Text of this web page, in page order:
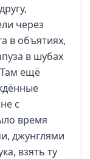
через
в объятиях,
в шубах
ещё
с
время
джунглями
взять ту